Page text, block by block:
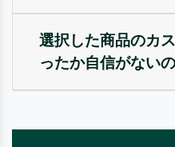
選択した商品のカ
ったか自信がないの